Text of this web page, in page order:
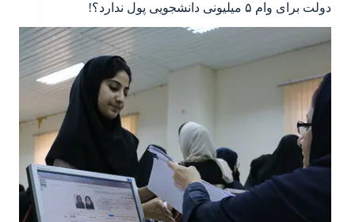
دولت برای وام ۵ میلیونی دانشجویی پول ندارد؟!